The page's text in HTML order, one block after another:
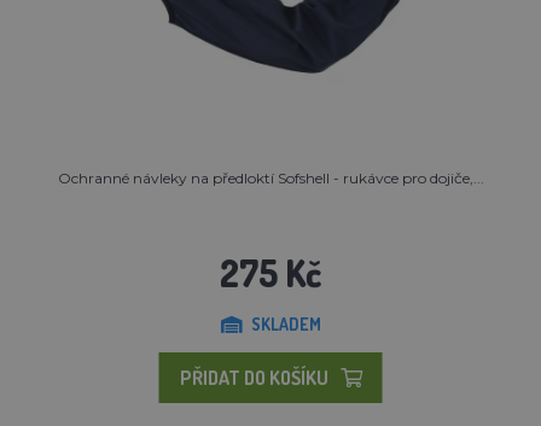
Ochranné návleky na předloktí Sofshell - rukávce pro dojiče,...
275 Kč
SKLADEM
PŘIDAT DO KOŠÍKU